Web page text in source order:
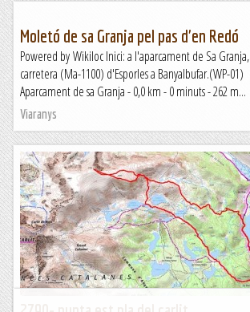
Moletó de sa Granja pel pas d'en Redó
Powered by Wikiloc Inici: a l'aparcament de Sa
carretera (Ma-1100) d'Esporles a Banyalbufar.(WP-01)
Aparcament de sa Granja - 0,0 km - 0 minuts - 262 m...
Viaranys